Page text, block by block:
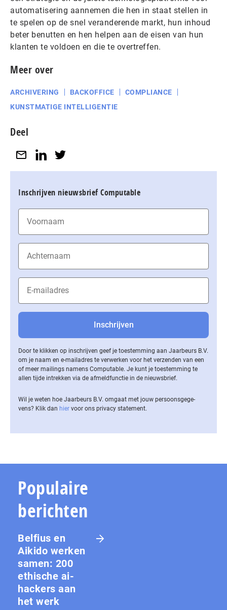
automatisering aannemen die hen in staat stellen in
te spelen op de snel veranderende markt, hun inhoud
beter benutten en hen helpen aan de eisen van hun
klanten te voldoen en die te overtreffen.
Meer over
ARCHIVERING BACKOFFICE
COMPLIANCE
KUNSTMATIGE INTELLIGENTIE
Deel
Inschrijven nieuwsbrief Computable
Door te klikken op inschrijven geef je toestemming aan Jaarbeurs B.V.
om je naam en e-mailadres te verwerken voor het verzenden van een
of meer mailings namens Computable. Je kunt je toestemming te
allen tijde intrekken via de af­meld­func­tie in de nieuwsbrief.
Wil je weten hoe Jaarbeurs B.V. omgaat met jouw per­soons­ge­ge­
vens? Klik dan hier voor ons privacy statement.
Populaire
berichten
Belfius en
Aikido werken
samen: 200
ethische ai-
hackers aan
het werk